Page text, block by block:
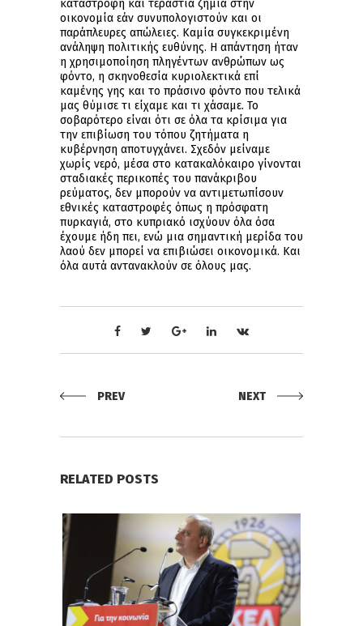
καταστροφή και τεράστια ζημιά στην
οικονομία εάν συνυπολογιστούν και οι
παράπλευρες απώλειες. Καμία συγκεκριμένη
ανάληψη πολιτικής ευθύνης. Η απάντηση ήταν
η χρησιμοποίηση πληγέντων ανθρώπων ως
φόντο, η σκηνοθεσία κυριολεκτικά επί
καμένης γης και το πράσινο φόντο που τελικά
μας θύμισε τι είχαμε και τι χάσαμε. Το
σοβαρότερο είναι ότι σε όλα τα κρίσιμα για
την επιβίωση του τόπου ζητήματα η
κυβέρνηση αποτυγχάνει. Σχεδόν μείναμε
χωρίς νερό, μέσα στο κατακαλόκαιρο γίνονται
σταδιακές περικοπές του πανάκριβου
ρεύματος, δεν μπορούν να αντιμετωπίσουν
εθνικές καταστροφές όπως η πρόσφατη
πυρκαγιά, στο κυπριακό ισχύουν όλα όσα
έχουμε ήδη πει, ενώ μια σημαντική μερίδα του
λαού δεν μπορεί να επιβιώσει οικονομικά. Και
όλα αυτά αντανακλούν σε όλους μας.
PREV NEXT
RELATED POSTS